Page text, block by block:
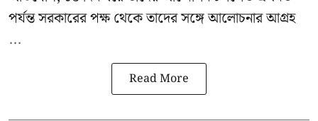
পর্যন্ত সরকারের পক্ষ থেকে তাদের সঙ্গে আলোচনার আগ্রহ
...
Read More